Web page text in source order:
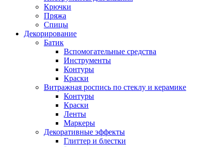
Крючки
Пряжа
Спицы
Декорирование
Батик
Вспомогательные средства
Инструменты
Контуры
Краски
Витражная роспись по стеклу и керамике
Контуры
Краски
Ленты
Маркеры
Декоративные эффекты
Глиттер и блестки